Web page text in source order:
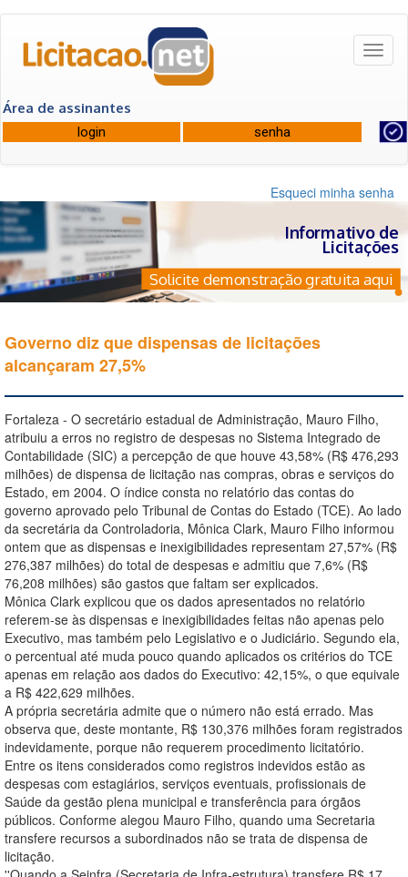
Área de assinantes
Esqueci minha senha
Informativo de
Licitações
Solicite demonstração gratuita aqui
Governo diz que dispensas de licitações
alcançaram 27,5%
Fortaleza - O secretário estadual de Administração, Mauro Filho,
atribuiu a erros no registro de despesas no Sistema Integrado de
Contabilidade (SIC) a percepção de que houve 43,58% (R$ 476,293
milhões) de dispensa de licitação nas compras, obras e serviços do
Estado, em 2004. O índice consta no relatório das contas do
governo aprovado pelo Tribunal de Contas do Estado (TCE). Ao lado
da secretária da Controladoria, Mônica Clark, Mauro Filho informou
ontem que as dispensas e inexigibilidades representam 27,57% (R$
276,387 milhões) do total de despesas e admitiu que 7,6% (R$
76,208 milhões) são gastos que faltam ser explicados.
Mônica Clark explicou que os dados apresentados no relatório
referem-se às dispensas e inexigibilidades feitas não apenas pelo
Executivo, mas também pelo Legislativo e o Judiciário. Segundo ela,
o percentual até muda pouco quando aplicados os critérios do TCE
apenas em relação aos dados do Executivo: 42,15%, o que equivale
a R$ 422,629 milhões.
A própria secretária admite que o número não está errado. Mas
observa que, deste montante, R$ 130,376 milhões foram registrados
indevidamente, porque não requerem procedimento licitatório.
Entre os itens considerados como registros indevidos estão as
despesas com estagiários, serviços eventuais, profissionais de
Saúde da gestão plena municipal e transferência para órgãos
públicos. Conforme alegou Mauro Filho, quando uma Secretaria
transfere recursos a subordinados não se trata de dispensa de
licitação.